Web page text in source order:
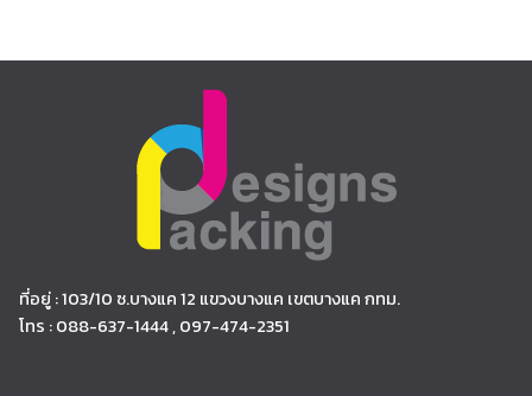
ที่อยู่ : 103/10 ซ.บางแค 12 แขวงบางแค เขตบางแค กทม.
โทร : 088-637-1444 , 097-474-2351